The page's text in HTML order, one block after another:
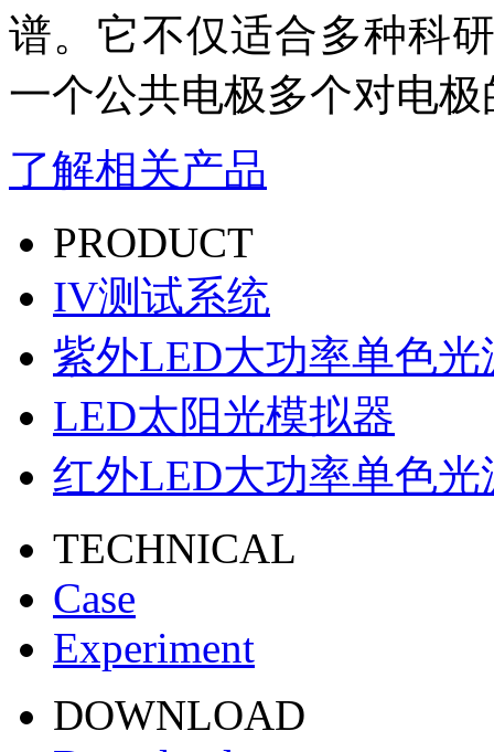
谱。 它不仅适合多种科
一个公共电极多个对电
了解相关产品
PRODUCT
IV测试系统
紫外LED大功率单色光
LED太阳光模拟器
红外LED大功率单色光
TECHNICAL
Case
Experiment
DOWNLOAD